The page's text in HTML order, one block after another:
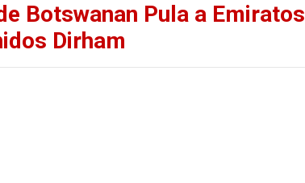
Botswanan Pula a Emiratos
Dirham